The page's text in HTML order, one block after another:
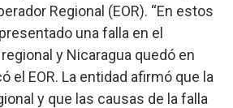
Regional (EOR). “En estos
una falla en el
y Nicaragua quedó en
el EOR. La entidad afirmó que la
y que las causas de la falla